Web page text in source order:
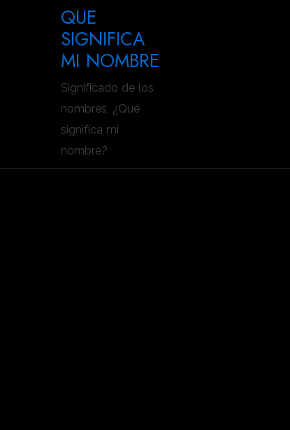
QUE
SIGNIFICA
MI NOMBRE
Significado de los
nombres, ¿Qué
significa mi
nombre?